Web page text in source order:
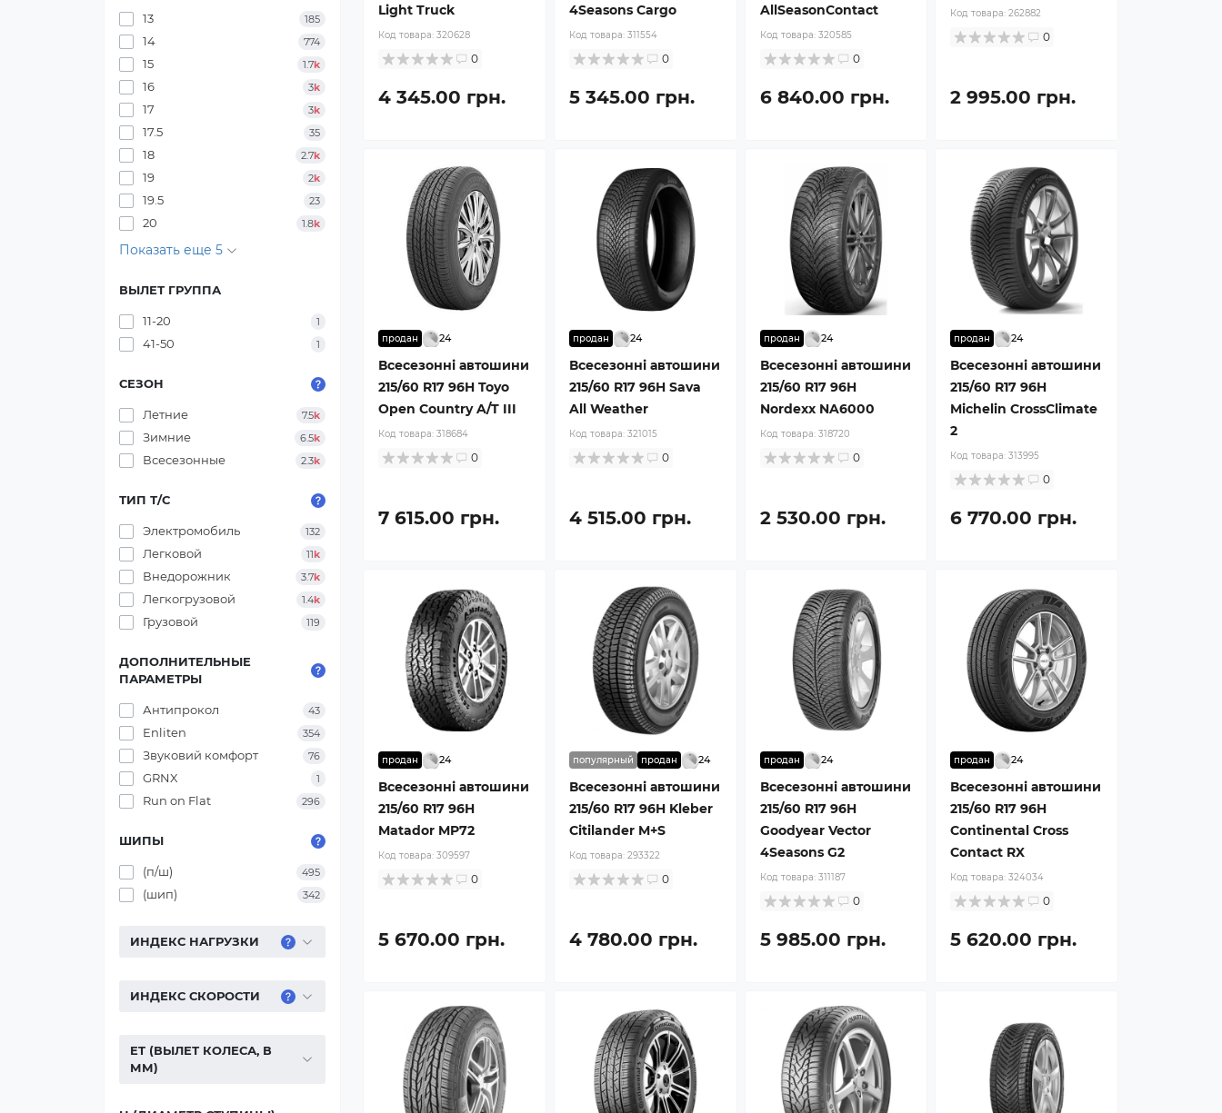
13 185
14 774
15 1.7k
16 3k
17 3k
17.5 35
18 2.7k
19 2k
19.5 23
20 1.8k
Показать еще 5
ВЫЛЕТ ГРУППА
11-20 1
41-50 1
СЕЗОН
Летние 7.5k
Зимние 6.5k
Всесезонные 2.3k
ТИП Т/С
Электромобиль 132
Легковой 11k
Внедорожник 3.7k
Легкогрузовой 1.4k
Грузовой 119
ДОПОЛНИТЕЛЬНЫЕ
ПАРАМЕТРЫ
Антипрокол 43
Enliten 354
Звуковий комфорт 76
GRNX 1
Run on Flat 296
ШИПЫ
(п/ш) 495
(шип) 342
ИНДЕКС НАГРУЗКИ
ИНДЕКС СКОРОСТИ
ET (ВЫЛЕТ КОЛЕСА, В
ММ)
Light Truck
Код товара: 320628
0
4 345.00 грн.
4Seasons Cargo
Код товара: 311554
0
5 345.00 грн.
AllSeasonContact
Код товара: 320585
0
6 840.00 грн.
Код товара:262882
0
2 995.00 грн.
продан 24
Всесезонні автошини
215/60 R17 96H Toyo
Open Country A/T III
Код товара: 318684
0
7 615.00 грн.
продан 24
Всесезонні автошини
215/60 R17 96H Sava
All Weather
Код товара: 321015
0
4 515.00 грн.
продан 24
Всесезонні автошини
215/60 R17 96H
Nordexx NA6000
Код товара: 318720
0
2 530.00 грн.
продан 24
Всесезонні автошини
215/60 R17 96H
Michelin CrossClimate
2
Код товара:313995
0
6 770.00 грн.
продан 24
Всесезонні автошини
215/60 R17 96H
Matador MP72
Код товара: 309597
0
5 670.00 грн.
популярный продан 24
Всесезонні автошини
215/60 R17 96H Kleber
Citilander M+S
Код товара: 293322
0
4 780.00 грн.
продан 24
Всесезонні автошини
215/60 R17 96H
Goodyear Vector
4Seasons G2
Код товара: 311187
0
5 985.00 грн.
продан 24
Всесезонні автошини
215/60 R17 96H
Continental Cross
Contact RX
Код товара:324034
0
5 620.00 грн.